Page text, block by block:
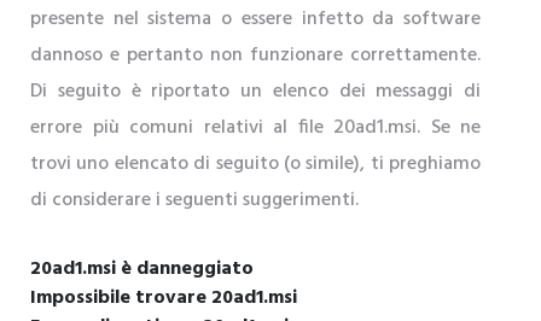
presente nel sistema o essere infetto da software
dannoso e pertanto non funzionare correttamente.
Di seguito è riportato un elenco dei messaggi di
errore più comuni relativi al file 20ad1.msi. Se ne
trovi uno elencato di seguito (o simile), ti preghiamo
di considerare i seguenti suggerimenti.
20ad1.msi è danneggiato
Impossibile trovare 20ad1.msi